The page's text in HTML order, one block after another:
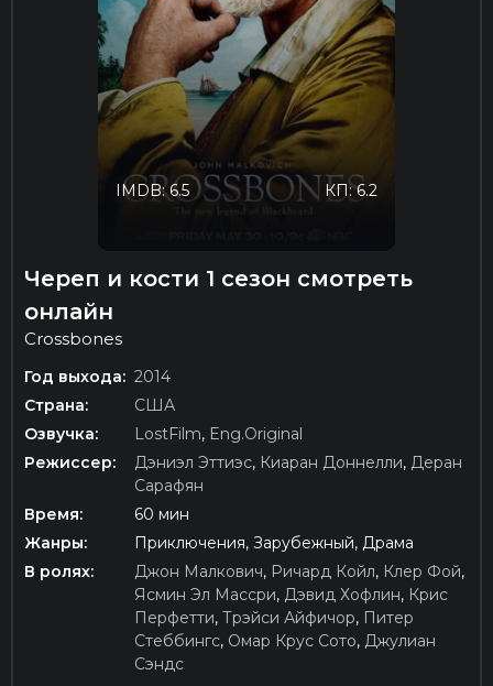
КП: 6.2
IMDB: 6.5
Череп и кости 1 сезон смотреть
онлайн
Crossbones
Год выхода: 2014
Страна:
США
Озвучка:
LostFilm, Eng.Original
Режиссер:
Дэниэл Эттиэс, Киаран Доннелли, Деран
Сарафян
Время:
60 мин
Жанры:
Приключения, Зарубежный, Драма
В ролях:
Джон Малкович, Ричард Койл, Клер Фой,
Ясмин Эл Массри, Дэвид Хофлин, Крис
Перфетти, Трэйси Айфичор, Питер
Стеббингс, Омар Крус Сото, Джулиан
Сэндс